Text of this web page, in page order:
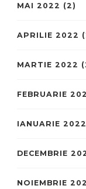
MAI 2022 (2)
APRILIE 2022
MARTIE 2022
FEBRUARIE
IANUARIE 2022
DECEMBRIE
NOIEMBRIE